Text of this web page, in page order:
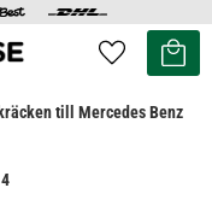
Favoriter
Kundvagn
till Mercedes Benz